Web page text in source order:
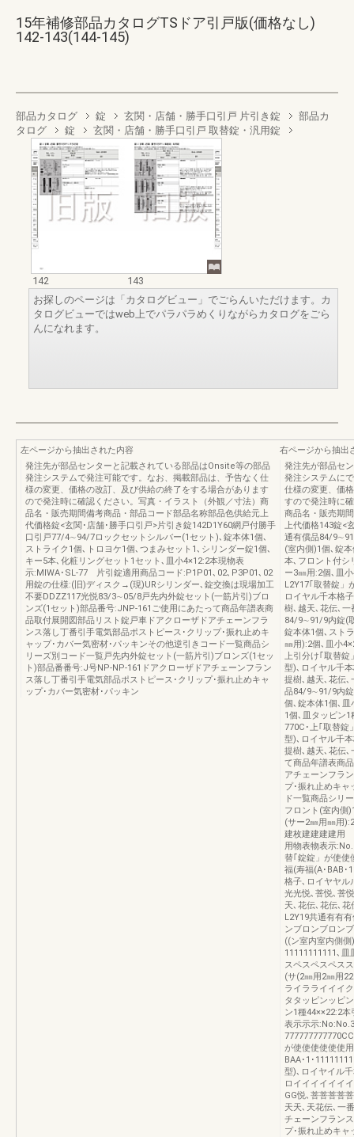
15年補修部品カタログTSドア引戸版(価格なし)
142-143(144-145)
部品カタログ 錠 玄関・店舗・勝手口引戸 片引き錠
部品カ
タログ
錠 玄関・店舗・勝手口引戸 取替錠・汎用錠
142
143
お探しのページは「カタログビュー」でごらんいただけます。カ
タログビューではweb上でパラパラめくりながらカタログをごら
んになれます。
左ページから抽出された内容
発注先が部品センターと記載されている部品はOnsite等の部品
発注システムで発注可能です。なお、掲載部品は、予告なく仕
様の変更、価格の改訂、及び供給の終了をする場合があります
ので発注時に確認ください。写真・イラスト（外観／寸法）商
品名・販売期間備考商品・部品コード部品名称部品色供給元上
代価格錠<玄関･店舗･勝手口引戸>片引き錠142D1Y60網戸付勝手
口引戸77/4∼94/7ロックセットシルバー(1セット)､錠本体1個､
ストライク1個､トロヨケ1個､つまみセット1､シリンダー錠1個､
キー5本､化粧リングセット1セット､皿小4×12:2本現物表
示:MIWA･SL-77 片引錠適用商品コード:P1P01､02､P3P01､02
用錠の仕様:(旧)ディスク→(現)URシリンダー､錠交換は現場加工
不要DDZZ117光悦83/3∼05/8戸先内外錠セット(一筋片引)ブロ
ンズ(1セット)部品番号:JNP-161ご使用にあたって商品年譜表商
品取付展開図部品リスト錠戸車ドアクローザドアチェーンフラ
ンス落し丁番引手電気部品ポストピース･クリップ･振れ止めキ
ャップ･カバー気密材･パッキンその他逆引きコード一覧商品シ
リーズ別コード一覧戸先内外錠セット(一筋片引)ブロンズ(1セッ
ト)部品番番号:J号NP-NP-161ドアクローザドアチェーンフラン
ス落し丁番引手電気部品ポストピース･クリップ･振れ止めキャ
ップ･カバー気密材･パッキン
右ページから抽出
発注先が部品セ
発注システムに
仕様の変更、価
すので発注時に
商品名・販売期
上代価格143錠<
通有償品84/
(室内側)1個､錠
本､フロント付シ
ー3㎜用:2個､皿
L2Y17｢取替錠」
ロイヤル千本格
樹､越天､花伝､一
84/9∼91/9内錠(
錠本体1個､スト
㎜用):2個､皿小
上引分け｢取替錠
型)､ロイヤル千
提樹､越天､花伝､
品84/9∼91/9内錠
個､錠本体1個､皿
1個､皿タッピン
770C･上｢取替錠
型)､ロイヤル千
提樹､越天､花伝､
て商品年譜表商
アチェーンフラ
プ･振れ止めキャ
ド一覧商品シリ
フロント(室内側
(サー2㎜用㎜用
建枚建建建建
用物表物表示
替｢錠錠」が使
福(寿福(A･BAB･
格子､ロイヤヤル
光光悦､菩悦､菩
天､花伝､花伝､
L2Y19共通有有
ンブロンブロン
((ン室内室内側
11111111111､
スペスペスペス
(サ(2㎜用2㎜用
ライラライイイ
タタッピンッピ
ン1種44××22:2
表示示示
が使使使使使使
BAA･1･
型)､ロイヤイル
ロイイイイイイ
GG悦､菩菩菩菩
天天､天花伝､一
チェーンフラン
プ･振れ止めキャ